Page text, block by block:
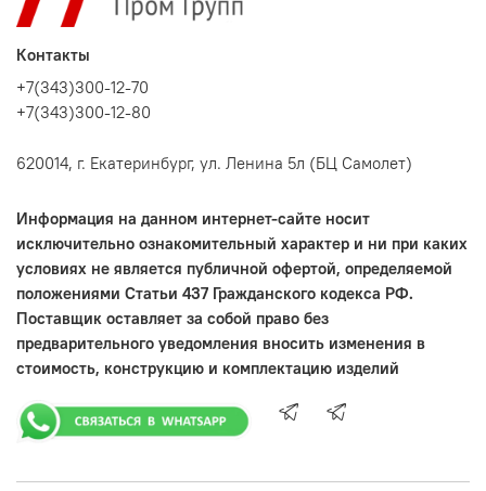
Контакты
+7(343)300-12-70
+7(343)300-12-80
620014, г. Екатеринбург, ул. Ленина 5л (БЦ Самолет)
Информация на данном интернет-сайте носит
исключительно ознакомительный характер и ни при каких
условиях не является публичной офертой, определяемой
положениями Статьи 437 Гражданского кодекса РФ.
Поставщик оставляет за собой право без
предварительного уведомления вносить изменения в
стоимость, конструкцию и комплектацию изделий